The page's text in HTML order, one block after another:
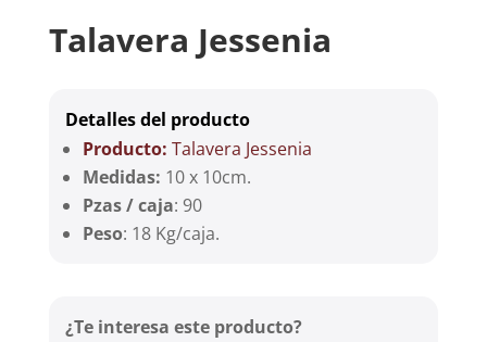
Talavera Jessenia
Detalles del producto
Producto: Talavera Jessenia
Medidas: 10 x 10cm.
Pzas / caja: 90
Peso: 18 Kg/caja.
¿Te interesa este producto?